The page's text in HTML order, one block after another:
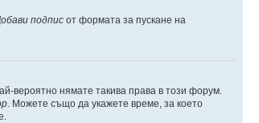
подпис от формата за пускане на
вероятно нямате такива права в този форум.
. Можете също да укажете време, за което